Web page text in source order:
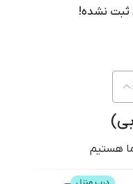
ثبت نشده!
هستیم